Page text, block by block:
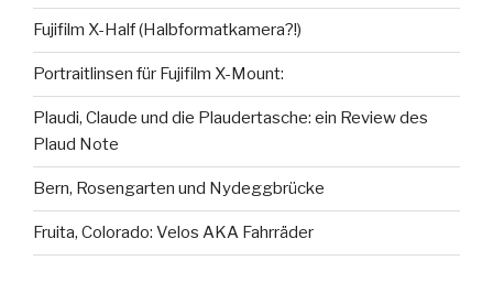
Fujifilm X-Half (Halbformatkamera?!)
Portraitlinsen für Fujifilm X-Mount:
Plaudi, Claude und die Plaudertasche: ein Review des
Plaud Note
Bern, Rosengarten und Nydeggbrücke
Fruita, Colorado: Velos AKA Fahrräder